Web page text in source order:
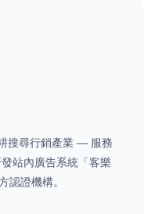
搜尋行銷產業 — 服務
站內廣告系統「客樂
認證機構。